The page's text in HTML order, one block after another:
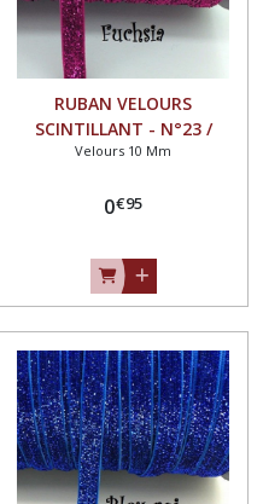
RUBAN VELOURS
SCINTILLANT - N°23 /
FUCHSIA ** 10 mm **
Vendu au mètre
Velours 10 Mm
0€95